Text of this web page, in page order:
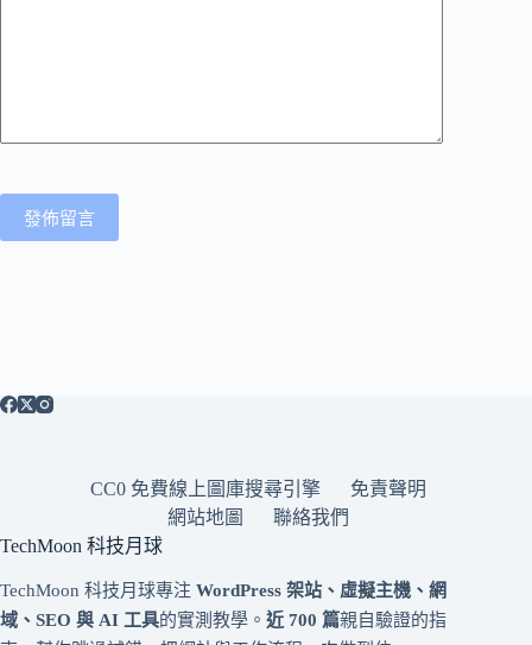
發佈留言
CC0 免費線上圖庫搜尋引擎
免責聲明
網站地圖
聯絡我們
TechMoon 科技月球
TechMoon 科技月球專注 WordPress 架站、虛擬主機、網
域、SEO 與 AI 工具的實測教學。 近 700 篇親自驗證的指